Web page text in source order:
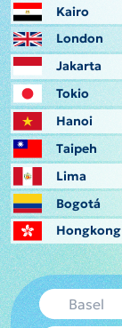
Kairo
London
Jakarta
Tokio
Hanoi
Taipeh
Lima
Bogotá
Hongkong